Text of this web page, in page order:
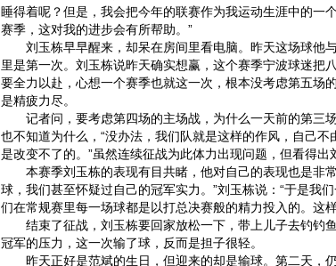
睡得着呢？但是，我会把今年的联赛作为我运动生涯中的一
赛季，这对我的进步会有所帮助。”
刘玉栋早早醒来，却呆在房间里看电脑。昨天这场球他
里是第一次。刘玉栋说昨天确实想赢，这个赛季宁波球迷把
要全力以赴，心想一个赛季也就这一次，根本没考虑第五场
是精疲力尽。
记者问，要考虑第四场的主场战，为什么一天前的第三
也不知道为什么，“没办法，我们队就是这样的作风，自己不
是改变不了的。”虽然连续征战为此体力出现问题，但看得出
本赛季刘玉栋的表现有目共睹，他对自己的表现也是非常
球，我们甚至怀疑过自己的冠军实力。”刘玉栋说：“于是我
们在常规赛里每一场球都是以打总决赛般的精力投入的。这
结束了征战，刘玉栋要回家放松一下，带上儿子去钓钓
冠军的压力，这一次输了球，反而是担子很轻。
昨天正好是范斌的生日，但迎来的却是输球。第二天，